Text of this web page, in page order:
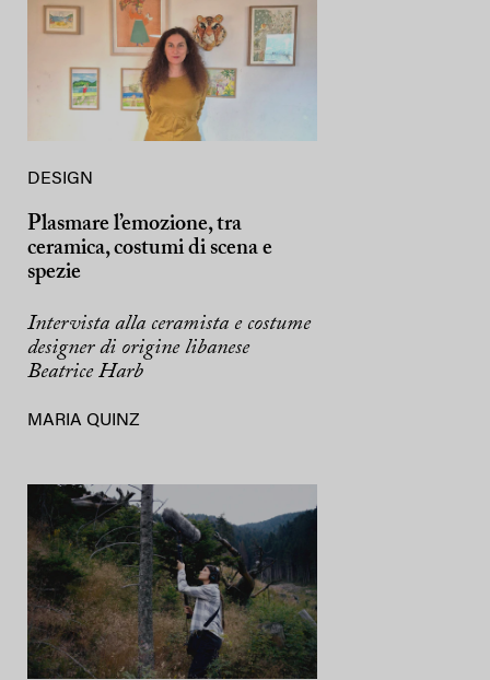
DESIGN
Plasmare l’emozione, tra
ceramica, costumi di scena e
spezie
Intervista alla ceramista e costume
designer di origine libanese
Beatrice Harb
MARIA QUINZ